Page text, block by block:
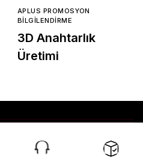
APLUS PROMOSYON
BILGILENDIRME
3D Anahtarlık
Üretimi